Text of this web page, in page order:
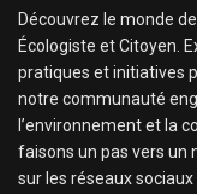
Découvrez le monde
Écologiste et Citoyen.
pratiques et initiatives
notre communauté
l’environnement et la
faisons un pas vers un
sur les réseaux